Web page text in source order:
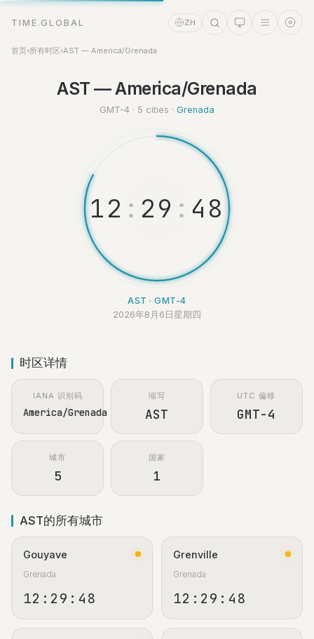
TIME.GLOBAL ZH
首页›所有时区›AST — America/Grenada
AST — America/Grenada
GMT-4 · 5 cities · Grenada
12 : 29 : 48
AST · GMT-4
2026年8月6日星期四
时区详情
IANA 识别码
America/Grenada
缩写
AST
UTC 偏移
GMT-4
城市
5
国家
1
AST的所有城市
Gouyave
Grenada
12:29:49
Grenville
Grenada
12:29:49
Online